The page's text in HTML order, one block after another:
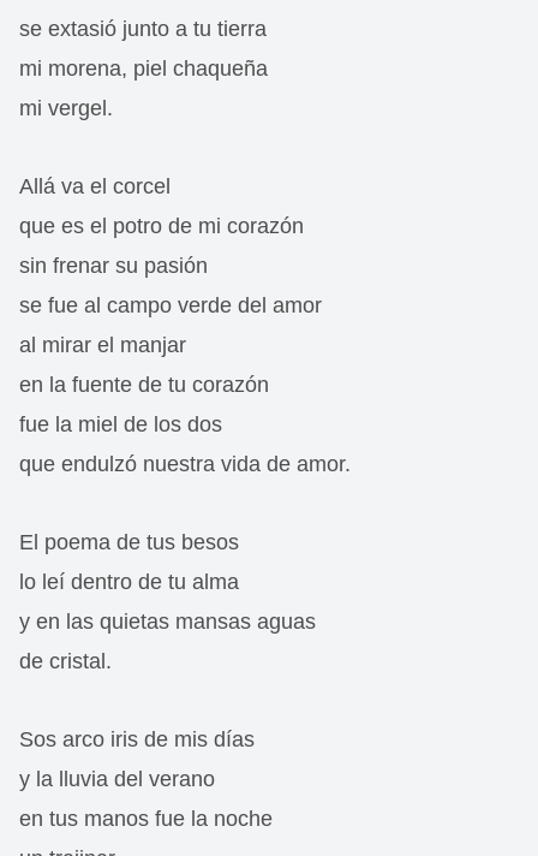
se extasió junto a tu tierra
mi morena, piel chaqueña
mi vergel.
Allá va el corcel
que es el potro de mi corazón
sin frenar su pasión
se fue al campo verde del amor
al mirar el manjar
en la fuente de tu corazón
fue la miel de los dos
que endulzó nuestra vida de amor.
El poema de tus besos
lo leí dentro de tu alma
y en las quietas mansas aguas
de cristal.
Sos arco iris de mis días
y la lluvia del verano
en tus manos fue la noche